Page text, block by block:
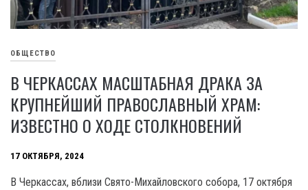
ОБЩЕСТВО
В ЧЕРКАССАХ МАСШТАБНАЯ ДРАКА ЗА
КРУПНЕЙШИЙ ПРАВОСЛАВНЫЙ ХРАМ:
ИЗВЕСТНО О ХОДЕ СТОЛКНОВЕНИЙ
17 ОКТЯБРЯ, 2024
В Черкассах, вблизи Свято-Михайловского собора, 17 октября